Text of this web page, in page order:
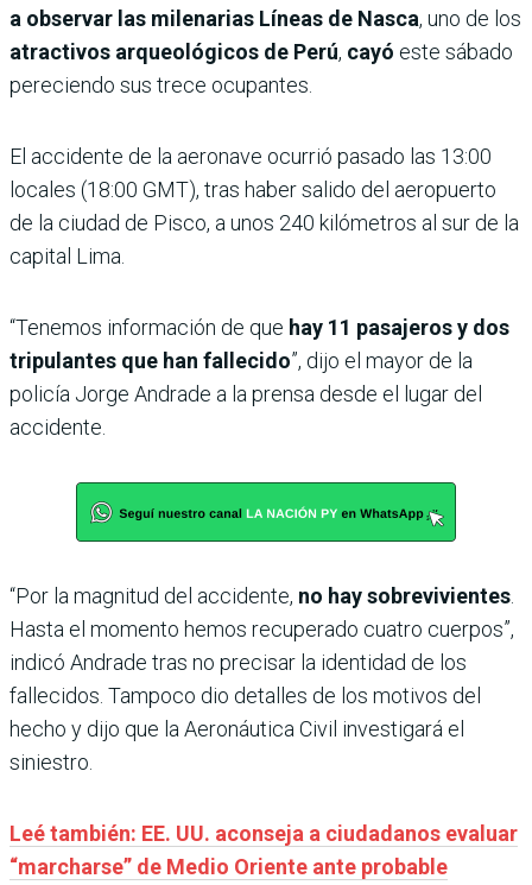
a observar las milenarias Líneas de Nasca, uno de los
atractivos arqueológicos de Perú, cayó este sábado
pereciendo sus trece ocupantes.
El accidente de la aeronave ocurrió pasado las 13:00
locales (18:00 GMT), tras haber salido del aeropuerto
de la ciudad de Pisco, a unos 240 kilómetros al sur de la
capital Lima.
“Tenemos información de que hay 11 pasajeros y dos
tripulantes que han fallecido”, dijo el mayor de la
policía Jorge Andrade a la prensa desde el lugar del
accidente.
“Por la magnitud del accidente, no hay sobrevivientes
Hasta el momento hemos recuperado cuatro cuerpos”,
indicó Andrade tras no precisar la identidad de los
fallecidos. Tampoco dio detalles de los motivos del
hecho y dijo que la Aeronáutica Civil investigará el
siniestro.
Leé también: EE. UU. aconseja a ciudadanos evaluar
“marcharse” de Medio Oriente ante probable